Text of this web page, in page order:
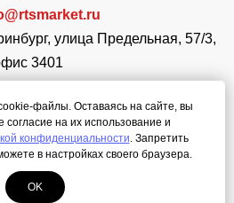
, улица Предельная, 57/3,
3401
667101001
Пн-Пт 9:00 - 18:00
сайта —
файлы. Оставаясь на сайте, вы
согласие на их использование и
конфиденциальности. Запретить
в настройках своего браузера.
OK